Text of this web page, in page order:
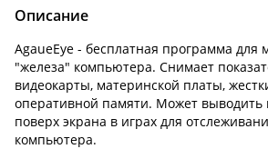
Описание
AgaueEye - бесплатная программа для
"железа" компьютера. Снимает
видеокарты, материнской платы,
оперативной памяти. Может
поверх экрана в играх для
компьютера.